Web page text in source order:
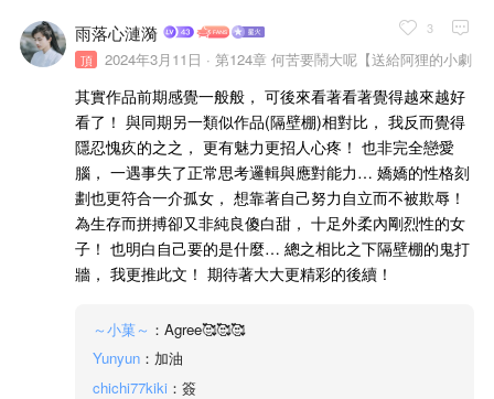
雨落心漣漪
頂 2024年3月11日 ·第124章 何苦要鬧大呢【送給阿狸的小劇
3
其實作品前期感覺一般般， 可後來看著看著覺得越來越好
看了！ 與同期另一類似作品(隔壁棚)相對比， 我反而覺得
隱忍愧疚的之之， 更有魅力更招人心疼！ 也非完全戀愛
腦， 一遇事失了正常思考邏輯與應對能力… 嬌嬌的性格刻
劃也更符合一介孤女， 想靠著自己努力自立而不被欺辱！
為生存而拼搏卻又非純良傻白甜， 十足外柔內剛烈性的女
子！ 也明白自己要的是什麼… 總之相比之下隔壁棚的鬼打
牆， 我更推此文！ 期待著大大更精彩的後續！
～小菓～ ：Agree🥰🥰🥰
Yunyun：加油
chichi77kiki：簽